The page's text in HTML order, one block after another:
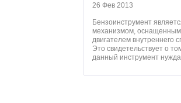
26 Фев 2013
Бензоинструмент
механизмом, оснащенным
двигателем внутреннего
Это свидетельствует о
данный инструмент